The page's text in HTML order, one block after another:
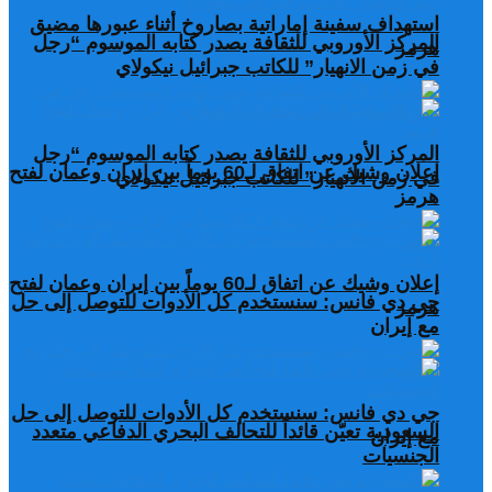
المركز الأوروبي للثقافة يصدر كتابه الموسوم “رجل
في زمن الانهيار” للكاتب جبرائيل نيكولاي
إعلان وشيك عن اتفاق لـ60 يوماً بين إيران وعمان لفتح
هرمز
جي دي فانس: سنستخدم كل الأدوات للتوصل إلى حل
مع إيران
السعودية تعيّن قائداً للتحالف البحري الدفاعي متعدد
الجنسيات
استهداف سفينة إماراتية بصاروخ أثناء عبورها مضيق
هرمز
المركز الأوروبي للثقافة يصدر كتابه الموسوم “رجل
في زمن الانهيار” للكاتب جبرائيل نيكولاي
إعلان وشيك عن اتفاق لـ60 يوماً بين إيران وعمان لفتح
هرمز
جي دي فانس: سنستخدم كل الأدوات للتوصل إلى حل
مع إيران